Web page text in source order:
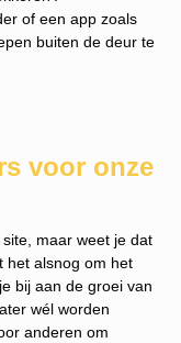
of een app zoals
buiten de deur te
voor onze
maar weet je dat
het alsnog om het
bij aan de groei van
wél worden
anderen om